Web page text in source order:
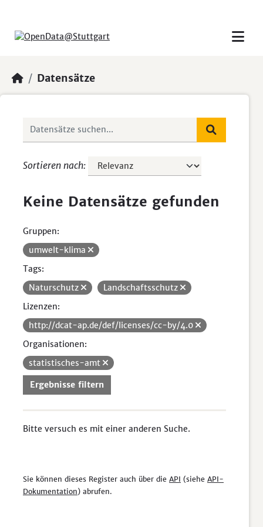
Datensätze
Sortieren nach
Keine Datensätze gefunden
Gruppen:
umwelt-klima
Tags:
Naturschutz
Landschaftsschutz
Lizenzen:
http://dcat-ap.de/def/licenses/cc-by/4.0
Organisationen:
statistisches-amt
Ergebnisse filtern
Bitte versuch es mit einer anderen Suche.
Sie können dieses Register auch über die API (siehe API-
Dokumentation) abrufen.